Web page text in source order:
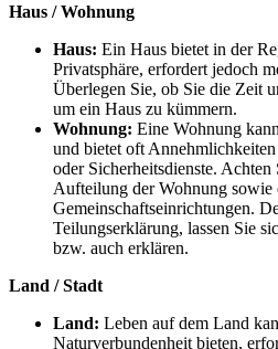
Haus / Wohnung
Haus: Ein Haus bietet in der
Privatsphäre, erfordert jedoch
Überlegen Sie, ob Sie die Zeit
um ein Haus zu kümmern.
Wohnung: Eine Wohnung
und bietet oft
oder Sicherheitsdienste.
Aufteilung der Wohnung sowie
Gemeinschaftseinrichtungen.
Teilungserklärung, lassen Sie
bzw. auch erklären.
Land / Stadt
Land: Leben auf dem Land
Naturverbundenheit bieten,